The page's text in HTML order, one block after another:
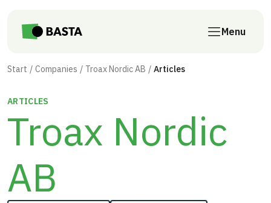
Menu
Start Companies Troax Nordic AB Articles
ARTICLES
Troax Nordic
AB